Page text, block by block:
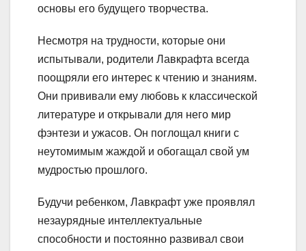
основы его будущего творчества.
Несмотря на трудности, которые они
испытывали, родители Лавкрафта всегда
поощряли его интерес к чтению и знаниям.
Они прививали ему любовь к классической
литературе и открывали для него мир
фэнтези и ужасов. Он поглощал книги с
неутомимым жаждой и обогащал свой ум
мудростью прошлого.
Будучи ребенком, Лавкрафт уже проявлял
незаурядные интеллектуальные
способности и постоянно развивал свои